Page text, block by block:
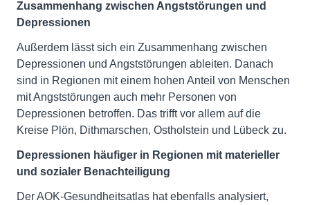
Zusammenhang zwischen Angststörungen und
Depressionen
Außerdem lässt sich ein Zusammenhang zwischen
Depressionen und Angststörungen ableiten. Danach
sind in Regionen mit einem hohen Anteil von Menschen
mit Angststörungen auch mehr Personen von
Depressionen betroffen. Das trifft vor allem auf die
Kreise Plön, Dithmarschen, Ostholstein und Lübeck zu.
Depressionen häufiger in Regionen mit materieller
und sozialer Benachteiligung
Der AOK-Gesundheitsatlas hat ebenfalls analysiert,